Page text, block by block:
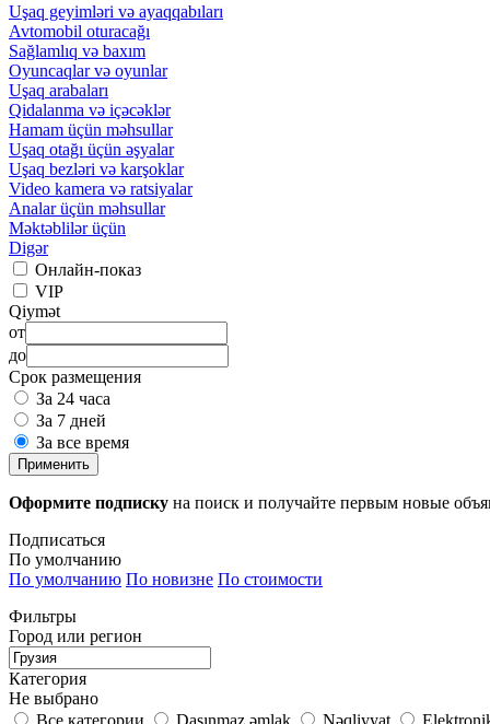
Uşaq geyimləri və ayaqqabıları
Avtomobil oturacağı
Sağlamlıq və baxım
Oyuncaqlar və oyunlar
Uşaq arabaları
Qidalanma və içəcəklər
Hamam üçün məhsullar
Uşaq otağı üçün əşyalar
Uşaq bezləri və karşoklar
Video kamera və ratsiyalar
Analar üçün məhsullar
Məktəblilər üçün
Digər
Онлайн-показ
VIP
Qiymət
от
до
Срок размещения
За 24 часа
За 7 дней
За все время
Применить
Оформите подписку на поиск и получайте первым новые
Подписаться
По умолчанию
По умолчанию По новизне По стоимости
Фильтры
Город или регион
Категория
Не выбрано
Все категории
Daşınmaz əmlak Nəqliyyat